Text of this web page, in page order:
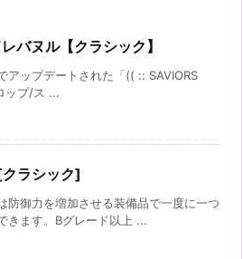
バヌル【クラシック】
アップデートされた「(( :: SAVIORS
ップ/ス ...
ラシック]
防御力を増加させる装備品で一度に一つ
きます。Bグレード以上 ...